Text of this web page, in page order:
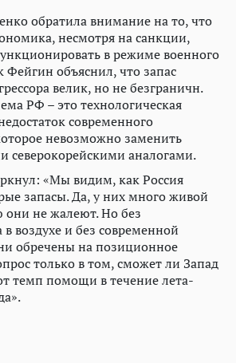
обратила внимание на то, что
несмотря на санкции,
в режиме военного
объяснил, что запас
велик, но не безграничн.
РФ – это технологическая
современного
невозможно заменить
северокорейскими аналогами.
«Мы видим, как Россия
запасы. Да, у них много живой
они не жалеют. Но без
воздухе и без современной
обречены на позиционное
только в том, сможет ли Запад
темп помощи в течение лета-